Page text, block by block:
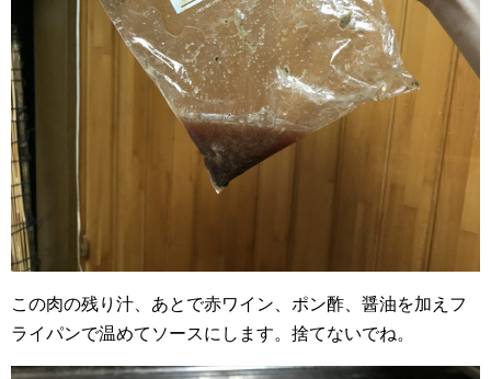
この肉の残り汁、あとで赤ワイン、ポン酢、醤油を加えフ
ライパンで温めてソースにします。捨てないでね。